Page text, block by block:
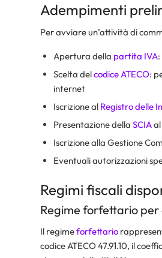
Adempimenti
Per avviare un’attività di
Apertura della partita IVA
Scelta delcodice ATECO:
internet
Iscrizione al Registro delle
Presentazione della SCIAal
Iscrizione alla Gestione
Eventuali autorizzazioni
Regimi fiscali
Regime forfettario
Il regimeforfettario
codice ATECO 47.91.10, il